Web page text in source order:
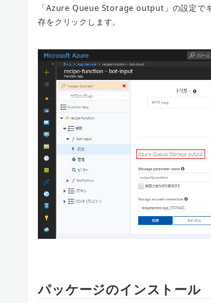
「Azure Queue Storage output」の設定で
存をクリックします。
パッケージのインストール